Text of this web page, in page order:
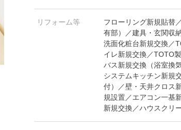
リフォーム等
フローリング新規貼替
有部）／建具・玄関収
洗面化粧台新規交換／
イレ新規交換／TOTO
バス新規交換（浴室換
システムキッチン新規
付）／壁・天井クロス
規設置／エアコン一基
新規交換／ハウスクリ